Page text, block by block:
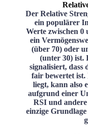
Der Relative
ein populärer
Werte zwischen 0
ein
(über 70) oder
(unter 30) ist.
signalisiert, dass
fair bewertet
liegt, kann also
aufgrund einer
RSI und
einzige